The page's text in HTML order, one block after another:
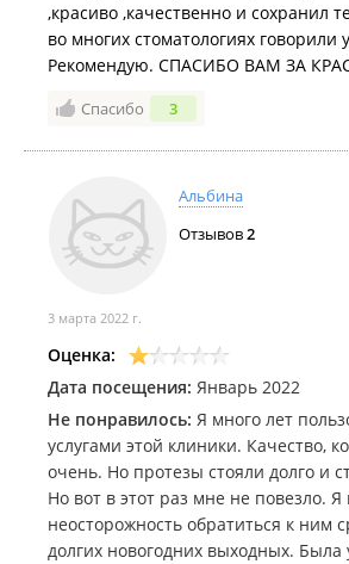
,красиво ,качественно и сохранил
во многих стоматологиях говорили
Рекомендую. СПАСИБО ВАМ ЗА
Спасибо 3
Альбина
Отзывов2
3 марта 2022 г.
Оценка:
Дата посещения: Январь 2022
Не понравилось: Я много лет
услугами этой клиники. Качество,
очень. Но протезы стояли долго и
Но вот в этот раз мне не повезло. Я
неосторожность обратиться к ним
долгих новогодних выходных. Была